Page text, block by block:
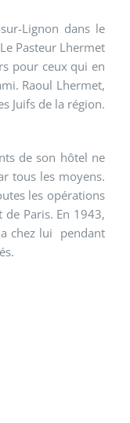
Lignon dans le
Pasteur Lhermet
pour ceux qui en
Raoul Lhermet,
Juifs de la région.
de son hôtel ne
tous les moyens.
les opérations
Paris. En 1943,
chez lui pendant